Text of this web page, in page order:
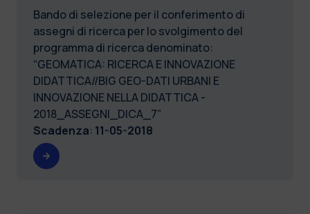
Bando di selezione per il conferimento di
assegni di ricerca per lo svolgimento del
programma di ricerca denominato:
“GEOMATICA: RICERCA E INNOVAZIONE
DIDATTICA//BIG GEO-DATI URBANI E
INNOVAZIONE NELLA DIDATTICA -
2018_ASSEGNI_DICA_7”
Scadenza: 11-05-2018